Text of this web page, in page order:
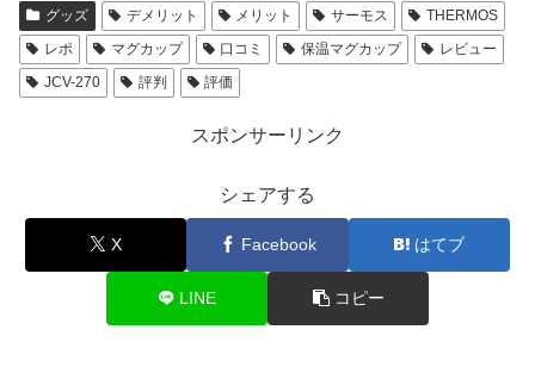
グッズ デメリット メリット サーモス
THERMOS
レポ
マグカップ 口コミ 保温マグカップ
レビュー
JCV-270
評判 評価
スポンサーリンク
シェアする
X Facebook はてブ
LINE コピー